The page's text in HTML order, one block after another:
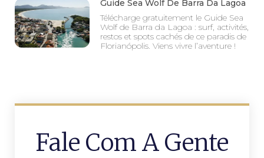
Guide Sea Wolf De Barra Da Lagoa
Télécharge gratuitement le Guide Sea
Wolf de Barra da Lagoa : surf, activités,
restos et spots cachés de ce paradis de
Florianópolis. Viens vivre l’aventure !
Fale Com A Gente